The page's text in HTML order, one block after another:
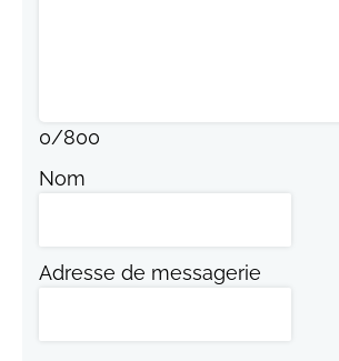
0/800
Nom
Adresse de messagerie